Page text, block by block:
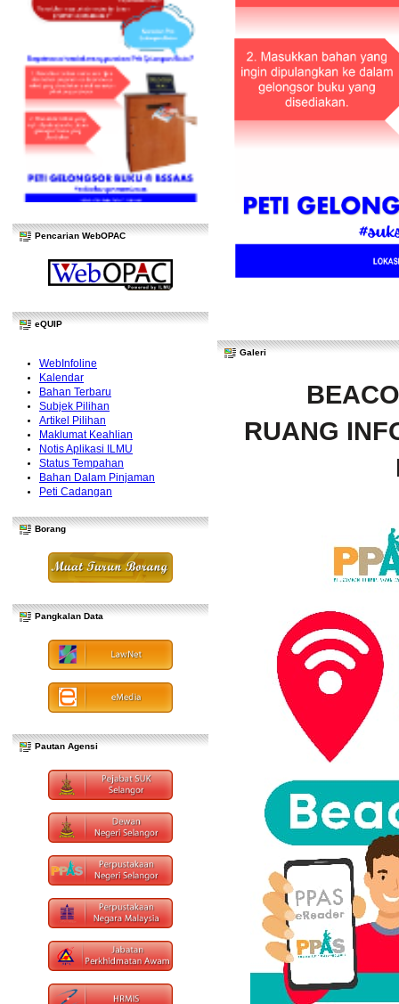
Pencarian WebOPAC
eQUIP
WebInfoline
Kalendar
Bahan Terbaru
Subjek Pilihan
Artikel Pilihan
Maklumat Keahlian
Notis Aplikasi ILMU
Status Tempahan
Bahan Dalam Pinjaman
Peti Cadangan
Borang
Pangkalan Data
Pautan Agensi
Galeri
RUANG